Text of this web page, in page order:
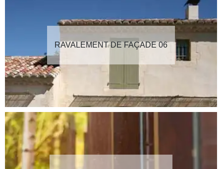
RAVALEMENT DE FAÇADE 06